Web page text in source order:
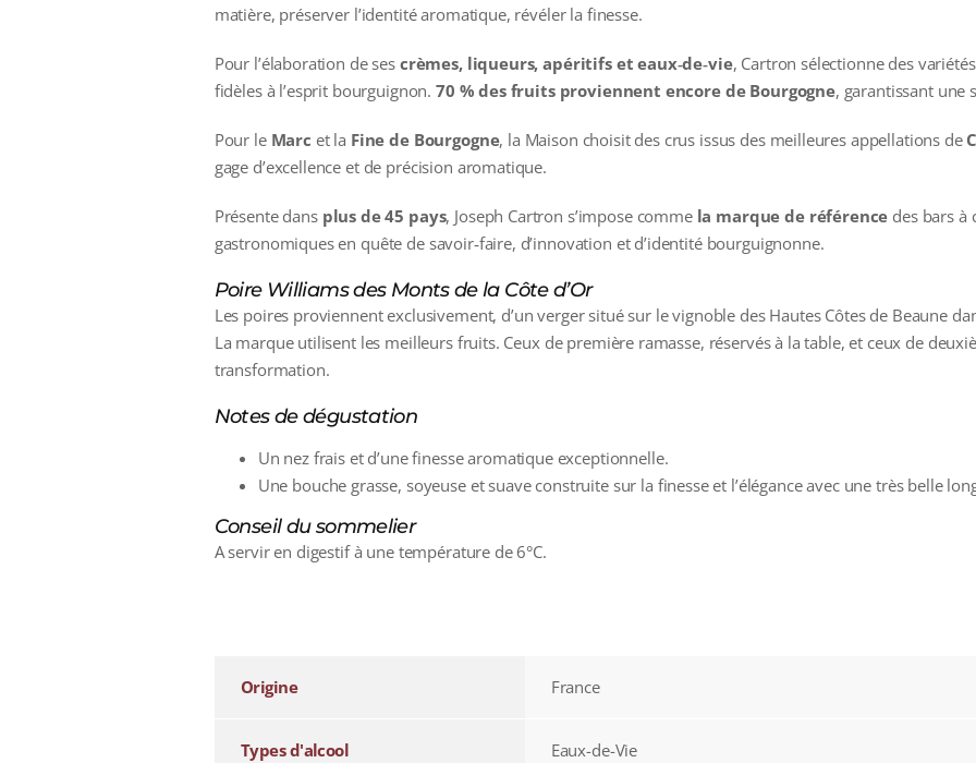
matière, préserver l’identité aromatique, révéler la finesse.
Pour l’élaboration de ses crèmes, liqueurs, apéritifs et eaux‑de‑vie, Cartron sélectionne des
fidèles à l’esprit bourguignon. 70 % des fruits proviennent encore de Bourgogne, garantissant une
Pour le Marc et la Fine de Bourgogne, la Maison choisit des crus issus des meilleures appellations de
gage d’excellence et de précision aromatique.
Présente dans plus de 45 pays, Joseph Cartron s’impose comme la marque de référence des bars à
gastronomiques en quête de savoir‑faire, d’innovation et d’identité bourguignonne.
Poire Williams des Monts de la Côte d’Or
Les poires proviennent exclusivement, d’un verger situé sur le vignoble des Hautes Côtes de Beaune
La marque utilisent les meilleurs fruits. Ceux de première ramasse, réservés à la table, et ceux de
transformation.
Notes de dégustation
Un nez frais et d’une finesse aromatique exceptionnelle.
Une bouche grasse, soyeuse et suave construite sur la finesse et l’élégance avec une très belle
Conseil du sommelier
A servir en digestif à une température de 6°C.
Origine France
Types d'alcool Eaux-de-Vie